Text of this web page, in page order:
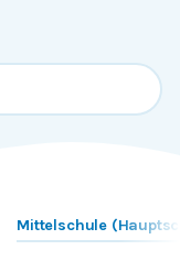
Mittelschule